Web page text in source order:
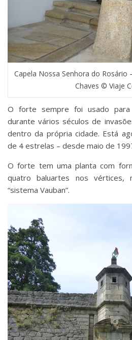
Capela Nossa Senhora do Rosário
Chaves © Viaje
O forte sempre foi usado
durante vários séculos de
dentro da própria cidade. Está
de 4 estrelas – desde maio de
O forte tem uma planta com
quatro baluartes nos vértices,
“sistema Vauban”.